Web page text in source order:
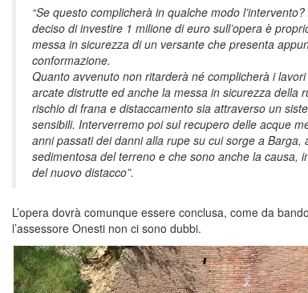
“Se questo complicherà in qualche modo
deciso di investire 1 milione di euro sull’opera è
messa in sicurezza di un versante che presenta
conformazione.
Quanto avvenuto non ritarderà né complicherà i
arcate distrutte ed anche la messa in sicurezza della
rischio di frana e distaccamento sia attraverso un
sensibili. Interverremo poi sul recupero delle acque
anni passati dei danni alla rupe su cui sorge a Barga,
sedimentosa del terreno e che sono anche la causa,
del nuovo distacco”.
L’opera dovrà comunque essere conclusa, come da
l’assessore Onesti non ci sono dubbi.